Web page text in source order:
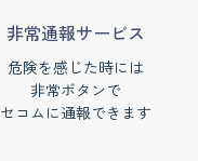
非常通報サービス
危険を感じた時には
非常ボタンで
セコムに通報できます